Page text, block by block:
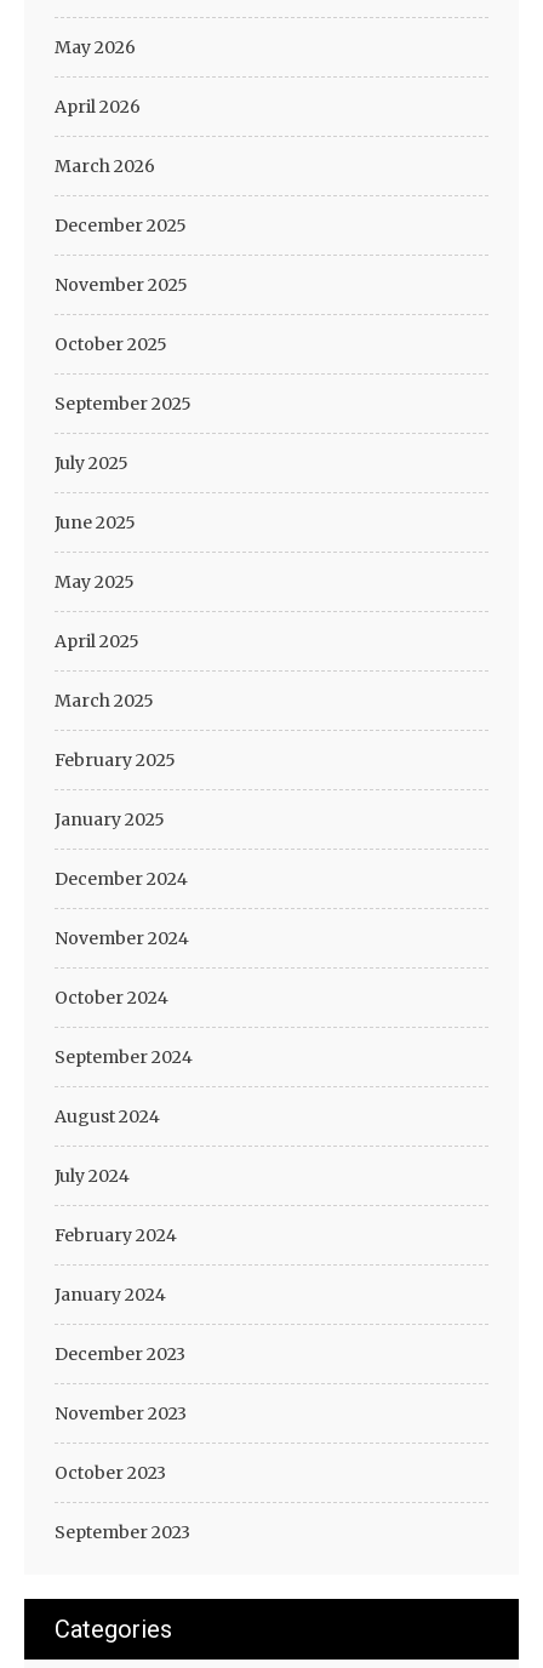
May 2026
April 2026
March 2026
December 2025
November 2025
October 2025
September 2025
July 2025
June 2025
May 2025
April 2025
March 2025
February 2025
January 2025
December 2024
November 2024
October 2024
September 2024
August 2024
July 2024
February 2024
January 2024
December 2023
November 2023
October 2023
September 2023
Categories